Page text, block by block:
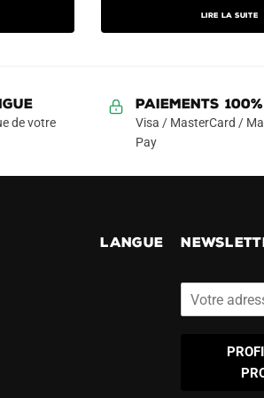
était :
actuel
est :
Lire la suite
de votre
Paiements
Visa / MasterCard /
Pay
LANGUE